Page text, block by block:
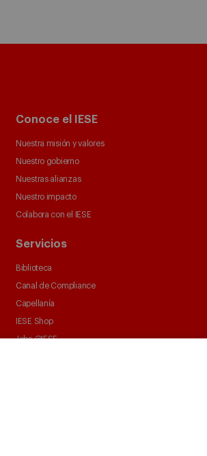
Conoce el IESE
Nuestra misión y valores
Nuestro gobierno
Nuestras alianzas
Nuestro impacto
Colabora con el IESE
Servicios
Biblioteca
Canal de Compliance
Capellanía
IESE Shop
Jobs @IESE